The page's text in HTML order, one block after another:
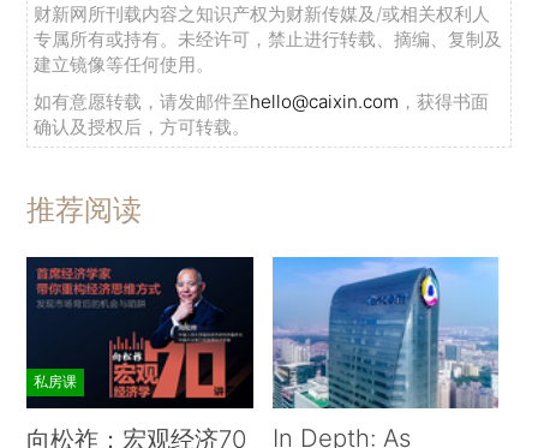
财新网所刊载内容之知识产权为财新传媒及/或相关权利人
专属所有或持有。未经许可，禁止进行转载、摘编、复制及
建立镜像等任何使用。
如有意愿转载，请发邮件至hello@caixin.com ，获得书面
确认及授权后，方可转载。
推荐阅读
私房课
向松祚：宏观经济70
In Depth: As